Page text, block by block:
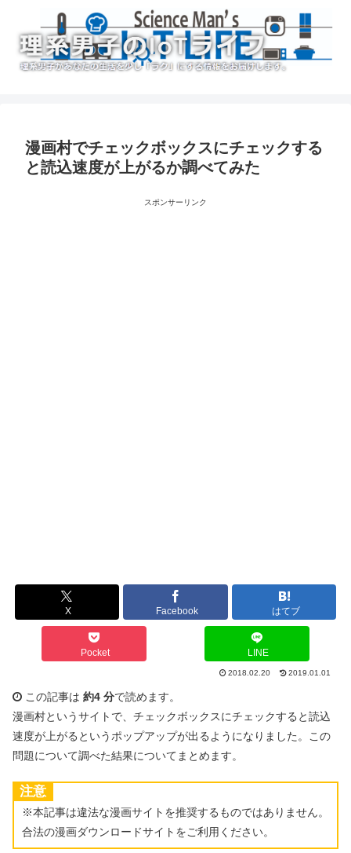
漫画村でチェックボックスにチェックする
と読込速度が上がるか調べてみた
スポンサーリンク
X Facebook はてブ
Pocket LINE
2018.02.20 2019.01.01
この記事は 約4 分で読めます。
漫画村というサイトで、チェックボックスにチェックすると読込
速度が上がるというポップアップが出るようになりました。この
問題について調べた結果についてまとめます。
注意
※本記事は違法な漫画サイトを推奨するものではありません。
合法の漫画ダウンロードサイトをご利用ください。